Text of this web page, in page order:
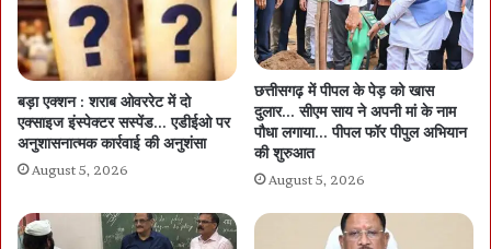
बड़ा एक्शन : शराब ओवररेट में दो
एक्साइज इंस्पेक्टर सस्पेंड… एडीईओ पर
अनुशासनात्मक कार्रवाई की अनुशंसा
August 5, 2026
छत्तीसगढ़ में पीपल के पेड़ को खास
दुलार… सीएम साय ने अपनी मां के नाम
पौधा लगाया… पीपल फॉर पीपुल अभियान
की शुरुआत
August 5, 2026